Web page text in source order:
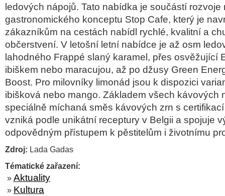
ledových nápojů. Tato nabídka je součástí rozvoje
gastronomického konceptu Stop Cafe, který je
zákazníkům na cestách nabídl rychlé, kvalitní a
občerstvení. V letošní letní nabídce je až osm
lahodného Frappé slaný karamel, přes osvěžující
ibiškem nebo maracujou, až po džusy Green
Boost. Pro milovníky limonád jsou k dispozici
ibišková nebo mango. Základem všech kávových
speciálně míchaná směs kávových zrn s
vzniká podle unikátní receptury v Belgii a spojuje
odpovědným přístupem k pěstitelům i životnímu
Zdroj: Lada Gadas
Tématické zařazení:
» Aktuality
» Kultura